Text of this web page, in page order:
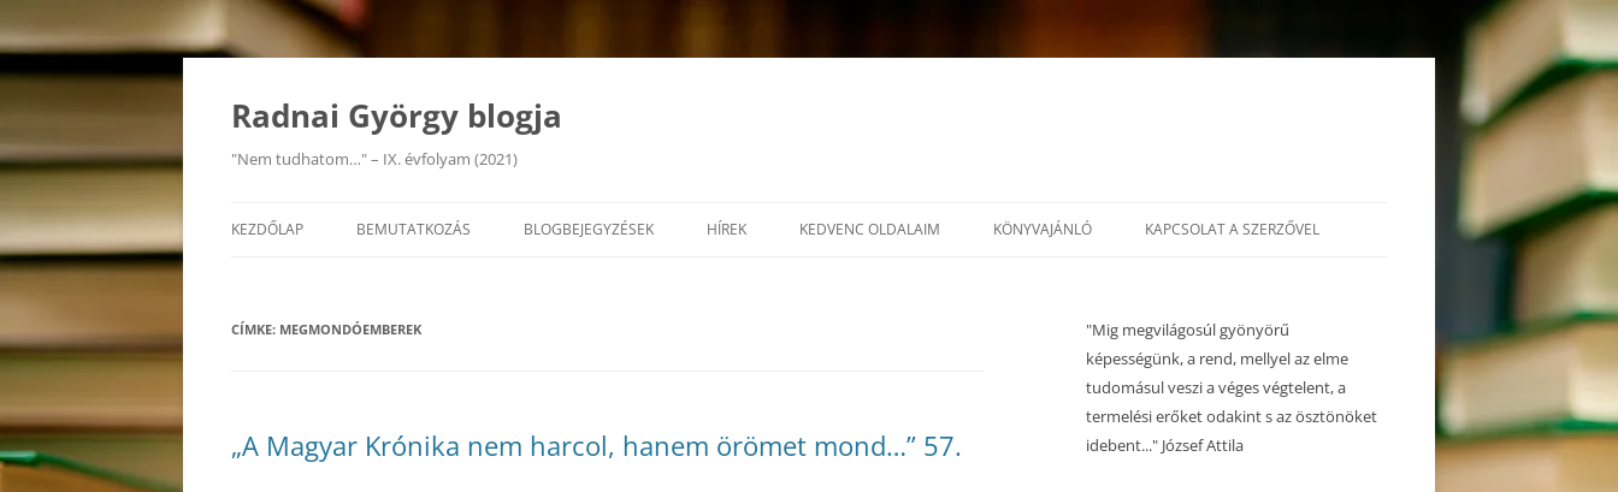
Kilépés
tartalomba
Radnai György blogja
"Nem tudhatom…" – IX. évfolyam (2021)
KEZDŐLAP BEMUTATKOZÁS BLOGBEJEGYZÉSEK HÍREK KEDVENC OLDALAIM KÖNYVAJÁNLÓ KAPCSOLAT A SZERZŐVEL
CÍMKE: MEGMONDÓEMBEREK
„A Magyar Krónika nem harcol, hanem örömet mond…” 57.
"Mig megvilágosúl gyönyörű
képességünk, a rend, mellyel az elme
tudomásul veszi a véges végtelent, a
termelési erőket odakint s az ösztönöket
idebent..." József Attila